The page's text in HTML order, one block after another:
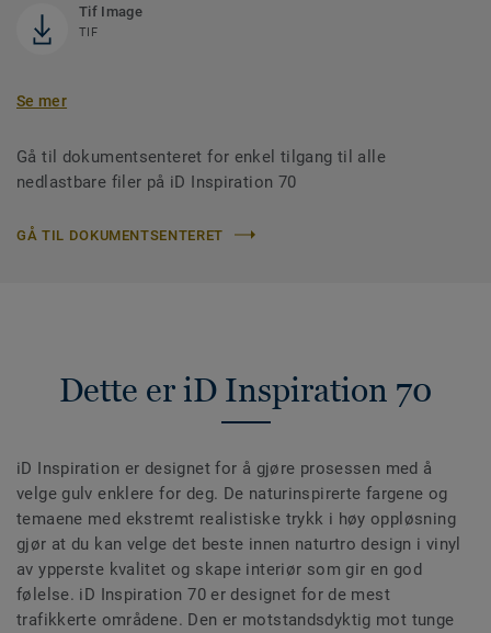
Tif Image
TIF
Se mer
Gå til dokumentsenteret for enkel tilgang til alle
nedlastbare filer på iD Inspiration 70
GÅ TIL DOKUMENTSENTERET
Dette er iD Inspiration 70
iD Inspiration er designet for å gjøre prosessen med å
velge gulv enklere for deg. De naturinspirerte fargene og
temaene med ekstremt realistiske trykk i høy oppløsning
gjør at du kan velge det beste innen naturtro design i vinyl
av ypperste kvalitet og skape interiør som gir en god
følelse. iD Inspiration 70 er designet for de mest
trafikkerte områdene. Den er motstandsdyktig mot tunge